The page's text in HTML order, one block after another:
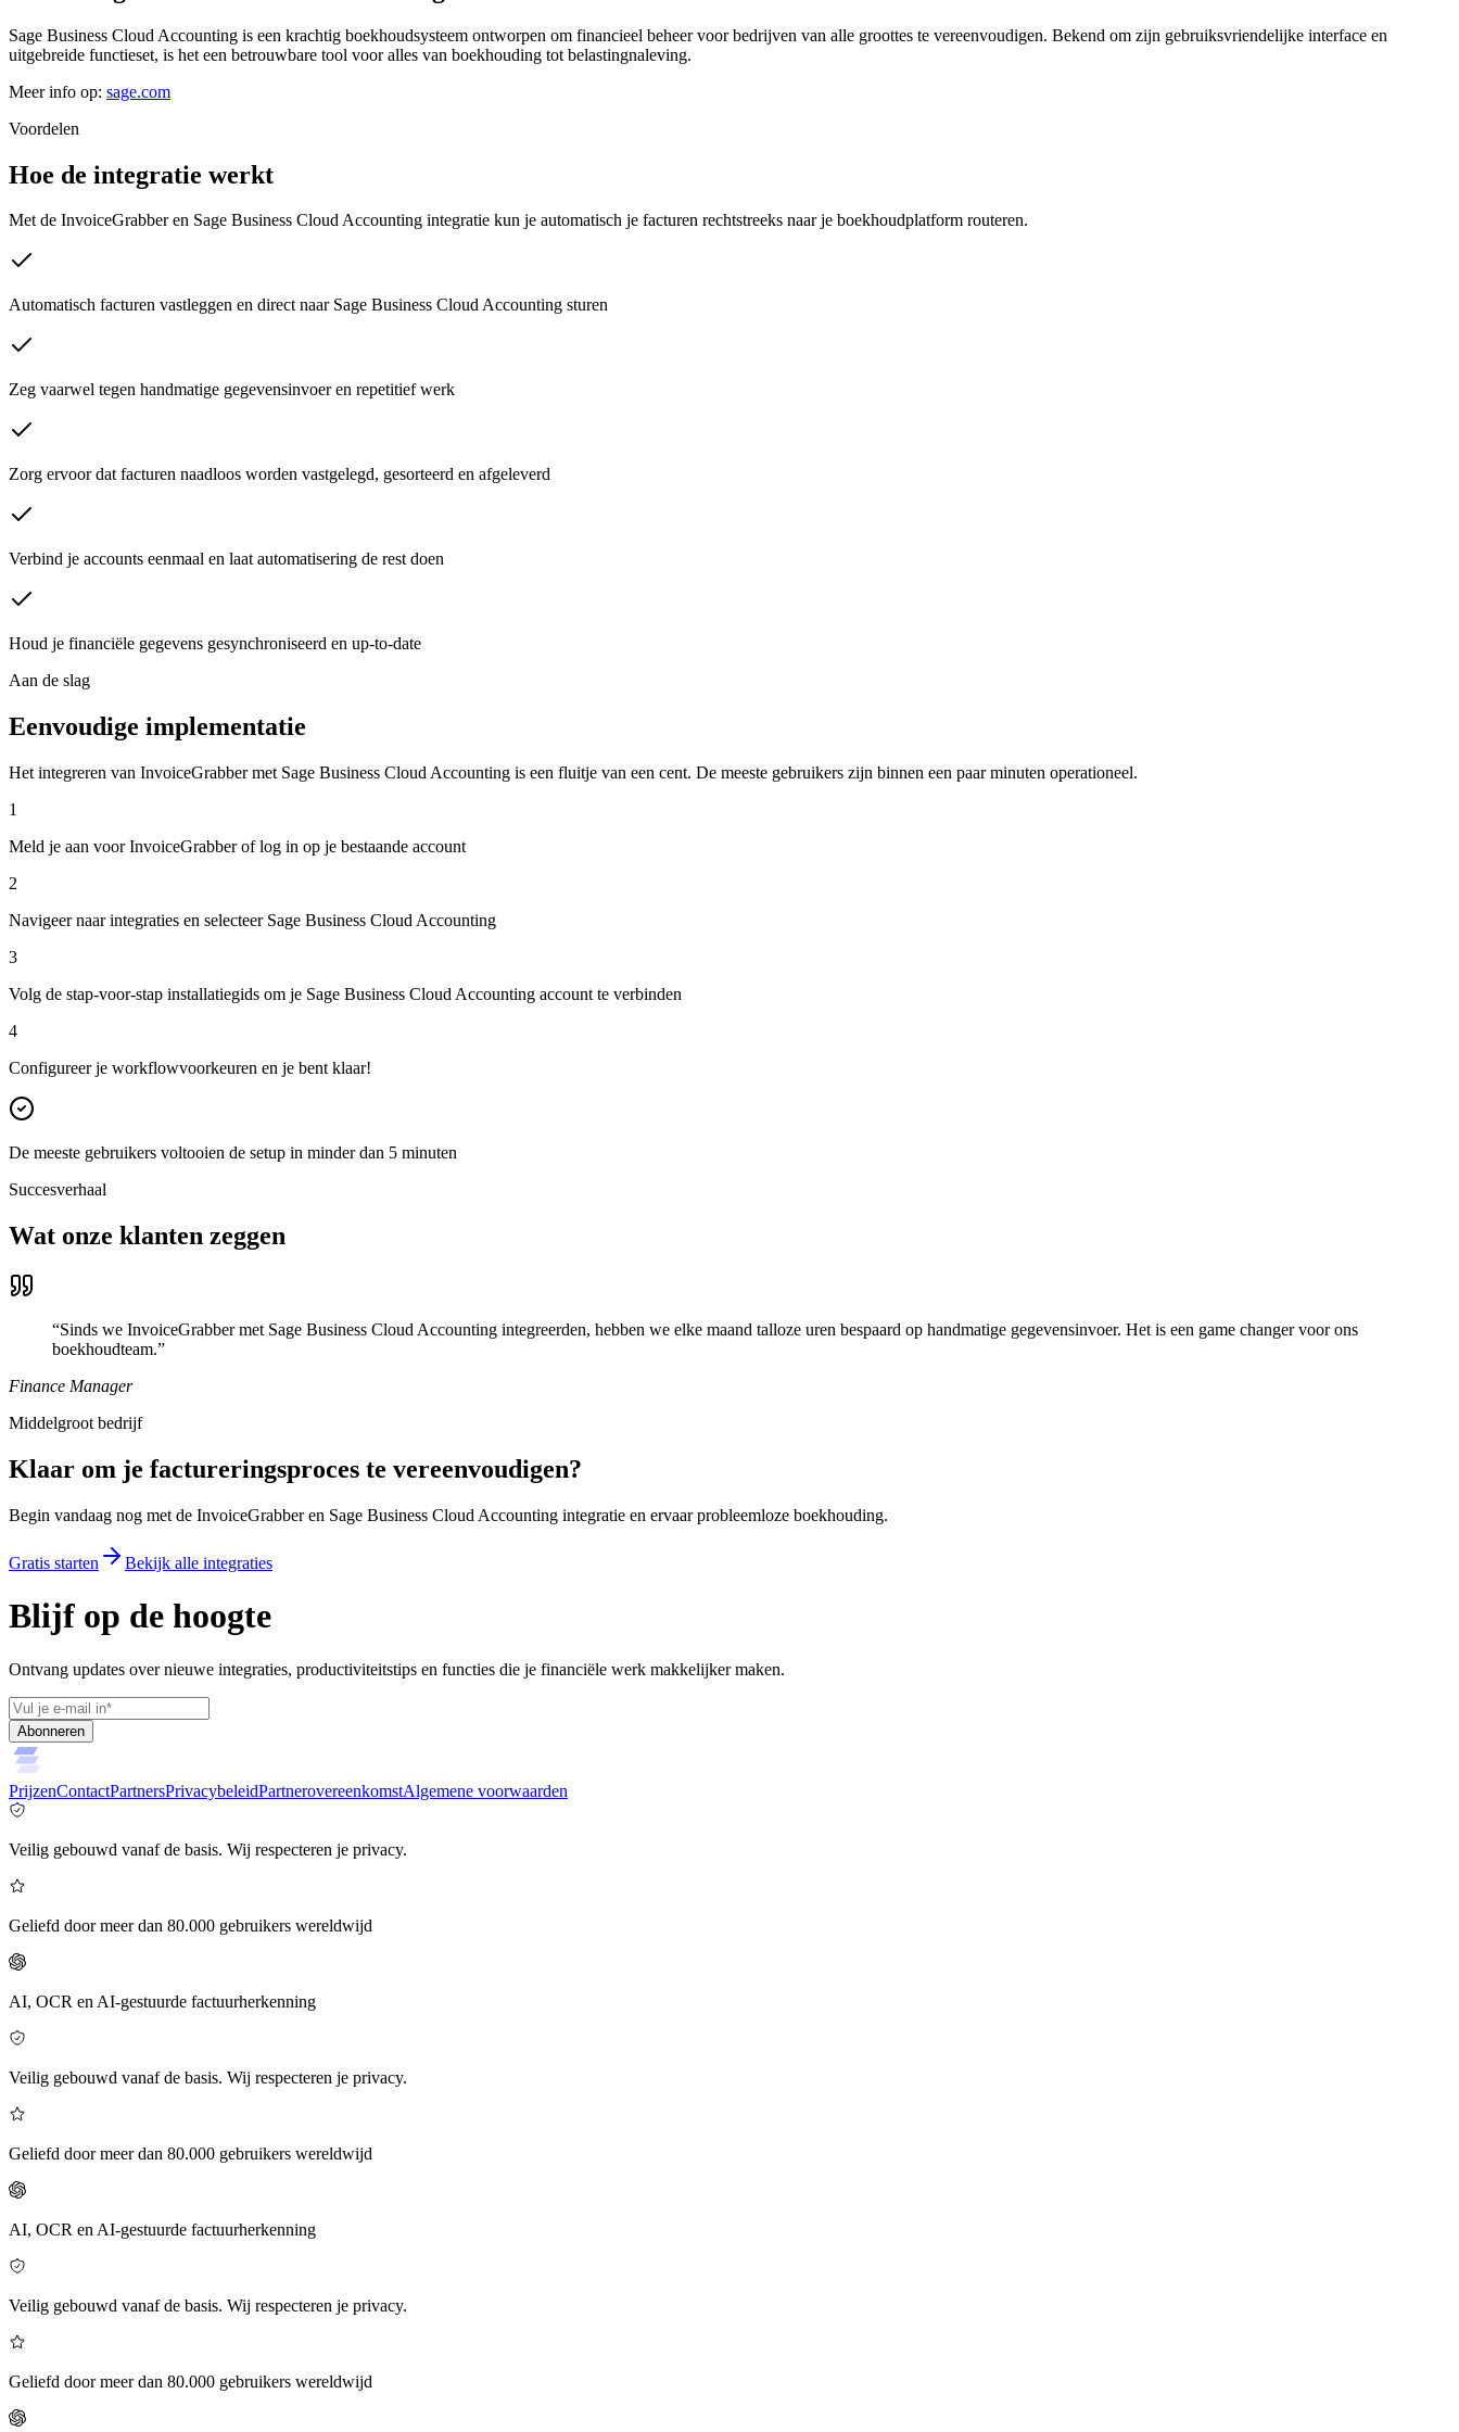
Sage Business Cloud Accounting is een krachtig boekhoudsysteem ontworpen om financieel beheer voor bedrijven van alle groottes te vereenvoudigen. Bekend om zijn gebruiksvriendelijke interface en
uitgebreide functieset, is het een betrouwbare tool voor alles van boekhouding tot belastingnaleving.
Meer info op: sage.com
Voordelen
Hoe de integratie werkt
Met de InvoiceGrabber en Sage Business Cloud Accounting integratie kun je automatisch je facturen rechtstreeks naar je boekhoudplatform routeren.
Automatisch facturen vastleggen en direct naar Sage Business Cloud Accounting sturen
Zeg vaarwel tegen handmatige gegevensinvoer en repetitief werk
Zorg ervoor dat facturen naadloos worden vastgelegd, gesorteerd en afgeleverd
Verbind je accounts eenmaal en laat automatisering de rest doen
Houd je financiële gegevens gesynchroniseerd en up-to-date
Aan de slag
Eenvoudige implementatie
Het integreren van InvoiceGrabber met Sage Business Cloud Accounting is een fluitje van een cent. De meeste gebruikers zijn binnen een paar minuten operationeel.
1
Meld je aan voor InvoiceGrabber of log in op je bestaande account
2
Navigeer naar integraties en selecteer Sage Business Cloud Accounting
3
Volg de stap-voor-stap installatiegids om je Sage Business Cloud Accounting account te verbinden
4
Configureer je workflowvoorkeuren en je bent klaar!
De meeste gebruikers voltooien de setup in minder dan 5 minuten
Succesverhaal
Wat onze klanten zeggen
“Sinds we InvoiceGrabber met Sage Business Cloud Accounting integreerden, hebben we elke maand talloze uren bespaard op handmatige gegevensinvoer. Het is een game changer voor ons
boekhoudteam.”
Finance Manager
Middelgroot bedrijf
Klaar om je factureringsproces te vereenvoudigen?
Begin vandaag nog met de InvoiceGrabber en Sage Business Cloud Accounting integratie en ervaar probleemloze boekhouding.
Gratis starten Bekijk alle integraties
Blijf op de hoogte
Ontvang updates over nieuwe integraties, productiviteitstips en functies die je financiële werk makkelijker maken.
Abonneren
PrijzenContactPartnersPrivacybeleidPartnerovereenkomstAlgemene voorwaarden
Veilig gebouwd vanaf de basis. Wij respecteren je privacy.
Geliefd door meer dan 80.000 gebruikers wereldwijd
AI, OCR en AI-gestuurde factuurherkenning
Veilig gebouwd vanaf de basis. Wij respecteren je privacy.
Geliefd door meer dan 80.000 gebruikers wereldwijd
AI, OCR en AI-gestuurde factuurherkenning
Veilig gebouwd vanaf de basis. Wij respecteren je privacy.
Geliefd door meer dan 80.000 gebruikers wereldwijd